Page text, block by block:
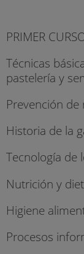
PRIMER
Técnicas
pastelería y
Prevención
Historia de la
Tecnología de
Nutrición y
Higiene
Procesos